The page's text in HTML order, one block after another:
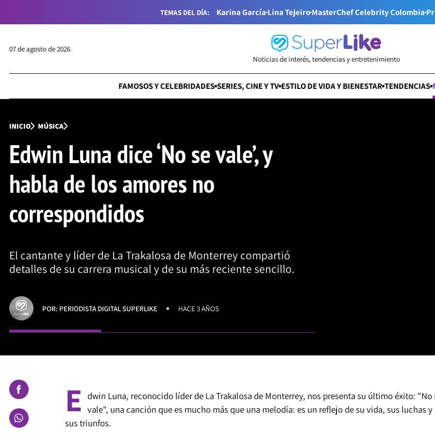
TEMAS DEL DÍA: Karina GarcíaLina TejeiroMasterChef Celebrity Colombia
07 de agosto de 2026
Noticias de interés, tendencias y entretenimiento
FAMOSOS Y CELEBRIDADES SERIES, CINE Y TV ESTILO DE VIDA Y BIENESTAR TENDENCIAS
INICIO MÚSICA
Edwin Luna dice ‘No se vale’, y
habla de los amores no
correspondidos
El cantante y líder de La Trakalosa de Monterrey compartió
detalles de su carrera musical y de su más reciente sencillo.
POR: PERIODISTA DIGITAL SUPERLIKE HACE 3 AÑOS
E dwin Luna, reconocido líder de La Trakalosa de Monterrey, nos presenta su último éxito: "No
vale", una canción que es mucho más que una melodía: es un reflejo de su vida, sus luchas y
sus triunfos.